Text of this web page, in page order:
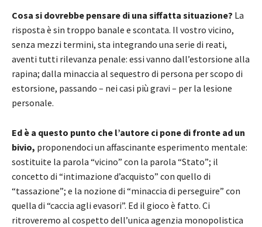
Cosa si dovrebbe pensare di una siffatta situazione? La
risposta è sin troppo banale e scontata. Il vostro vicino,
senza mezzi termini, sta integrando una serie di reati,
aventi tutti rilevanza penale: essi vanno dall’estorsione alla
rapina; dalla minaccia al sequestro di persona per scopo di
estorsione, passando – nei casi più gravi – per la lesione
personale.
Ed è a questo punto che l’autore ci pone di fronte ad un
bivio, proponendoci un affascinante esperimento mentale:
sostituite la parola “vicino” con la parola “Stato”; il
concetto di “intimazione d’acquisto” con quello di
“tassazione”; e la nozione di “minaccia di perseguire” con
quella di “caccia agli evasori”. Ed il gioco è fatto. Ci
ritroveremo al cospetto dell’unica agenzia monopolistica